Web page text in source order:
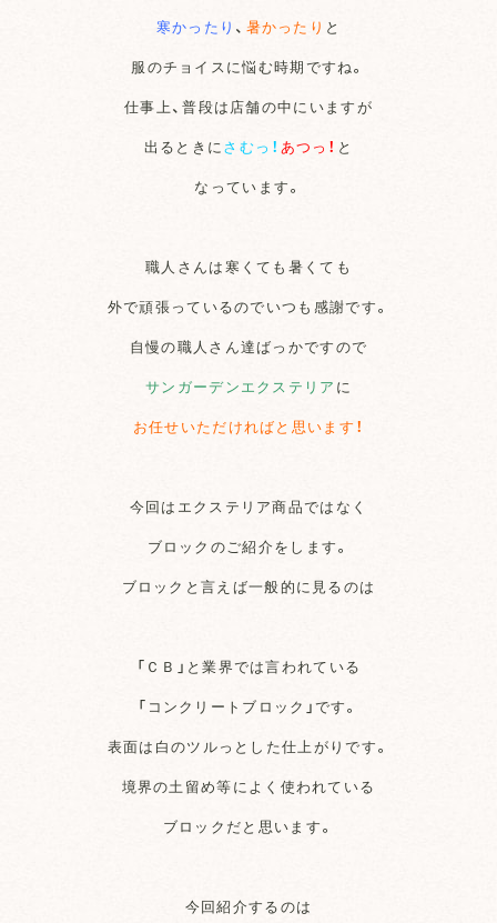
寒かったり 、 暑かったり と
服のチョイスに悩む時期ですね。
仕事上、普段は店舗の中にいますが
出るときにさむっ！ あつっ！ と
なっています。
職人さんは寒くても暑くても
外で頑張っているのでいつも感謝です。
自慢の職人さん達ばっかですので
サンガーデンエクステリア に
お任せいただければと思います！
今回はエクステリア商品ではなく
ブロックのご紹介をします。
ブロックと言えば一般的に見るのは
「ＣＢ」と業界では言われている
「コンクリートブロック」です。
表面は白のツルっとした仕上がりです。
境界の土留め等によく使われている
ブロックだと思います。
今回紹介するのは